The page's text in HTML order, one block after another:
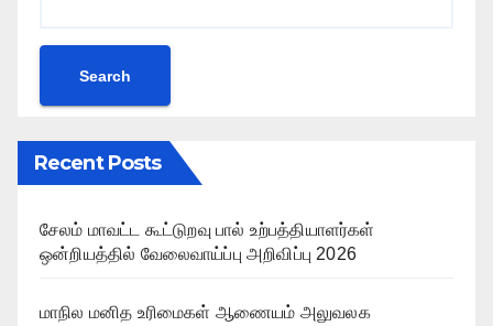
Search
Recent Posts
சேலம் மாவட்ட கூட்டுறவு பால் உற்பத்தியாளர்கள்
ஒன்றியத்தில் வேலைவாய்ப்பு அறிவிப்பு 2026
மாநில மனித உரிமைகள் ஆணையம் அலுவலக